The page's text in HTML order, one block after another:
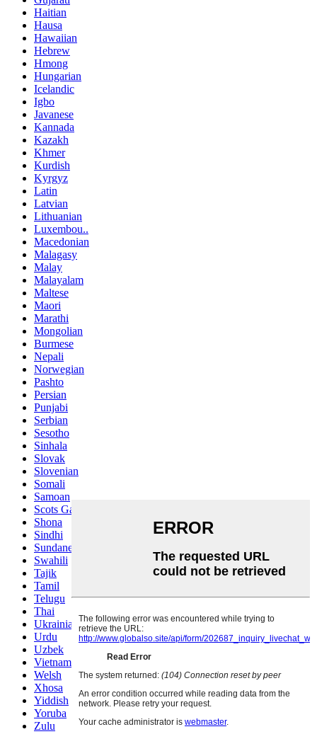
Haitian
Hausa
Hawaiian
Hebrew
Hmong
Hungarian
Icelandic
Igbo
Javanese
Kannada
Kazakh
Khmer
Kurdish
Kyrgyz
Latin
Latvian
Lithuanian
Luxembou..
Macedonian
Malagasy
Malay
Malayalam
Maltese
Maori
Marathi
Mongolian
Burmese
Nepali
Norwegian
Pashto
Persian
Punjabi
Serbian
Sesotho
Sinhala
Slovak
Slovenian
Somali
Samoan
Scots Gaelic
Shona
Sindhi
Sundanese
Swahili
Tajik
Tamil
Telugu
Thai
Ukrainian
Urdu
Uzbek
Vietnamese
Welsh
Xhosa
Yiddish
Yoruba
Zulu